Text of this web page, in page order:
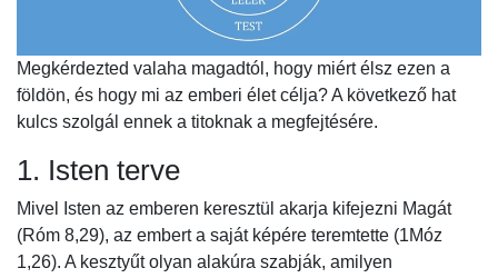
Megkérdezted valaha magadtól, hogy miért élsz ezen a
földön, és hogy mi az emberi élet célja? A következő hat
kulcs szolgál ennek a titoknak a megfejtésére.
1. Isten terve
Mivel Isten az emberen keresztül akarja kifejezni Magát
(Róm 8,29), az embert a saját képére teremtette (1Móz
1,26). A kesztyűt olyan alakúra szabják, amilyen